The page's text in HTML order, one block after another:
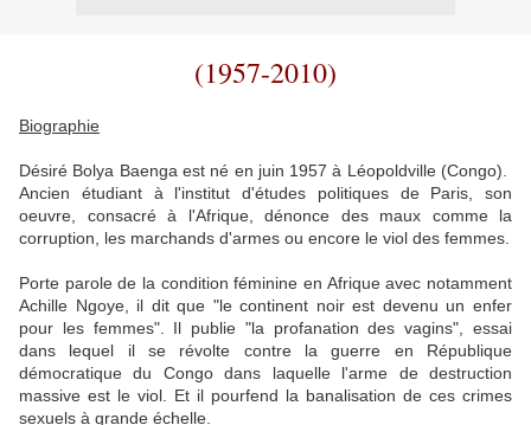
(1957-2010)
Biographie
Désiré Bolya Baenga est né en juin 1957 à Léopoldville (Congo).
Ancien étudiant à l'institut d'études politiques de Paris, son
oeuvre, consacré à l'Afrique, dénonce des maux comme la
corruption, les marchands d'armes ou encore le viol des femmes.
Porte parole de la condition féminine en Afrique avec notamment
Achille Ngoye, il dit que "le continent noir est devenu un enfer
pour les femmes". Il publie "la profanation des vagins", essai
dans lequel il se révolte contre la guerre en République
démocratique du Congo dans laquelle l'arme de destruction
massive est le viol. Et il pourfend la banalisation de ces crimes
sexuels à grande échelle.